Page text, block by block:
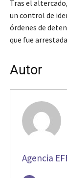
Tras el
un control de
órdenes de
que fue
Autor
Agencia